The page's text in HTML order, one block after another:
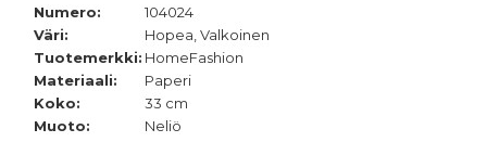
Numero:
104024
Väri:
Hopea, Valkoinen
Tuotemerkki: HomeFashion
Materiaali:
Paperi
Koko:
33 cm
Muoto:
Neliö